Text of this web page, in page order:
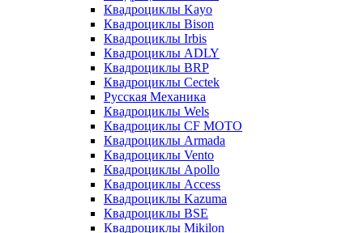
Квадроциклы Kayo
Квадроциклы Bison
Квадроциклы Irbis
Квадроциклы ADLY
Квадроциклы BRP
Квадроциклы Cectek
Русская Механика
Квадроциклы Wels
Квадроциклы CF MOTO
Квадроциклы Armada
Квадроциклы Vento
Квадроциклы Apollo
Квадроциклы Access
Квадроциклы Kazuma
Квадроциклы BSE
Квадроциклы Mikilon